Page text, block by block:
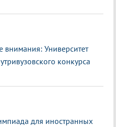
внимания: Университет
конкурса
для иностранных